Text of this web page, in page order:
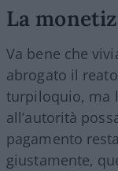
La
Va bene che
abrogato il
turpiloquio, ma
all’autorità
pagamento
giustamente,